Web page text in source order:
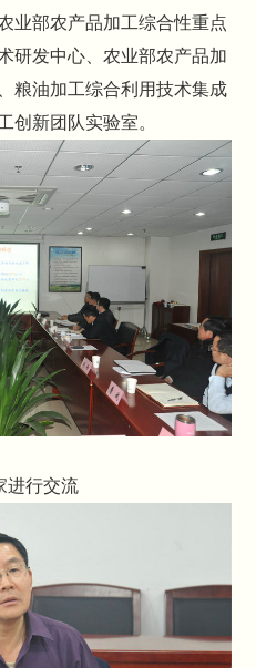
业部农产品加工综合性重点
研发中心、农业部农产品加
粮油加工综合利用技术集成
创新团队实验室。
进行交流